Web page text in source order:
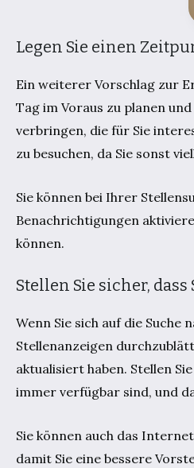
Legen Sie einen
Ein weiterer Vorschlag zur
Tag im Voraus zu planen
verbringen, die für Sie
zu besuchen, da Sie sonst
Sie können bei Ihrer
Benachrichtigungen
können.
Stellen Sie sicher,
Wenn Sie sich auf die Suche
Stellenanzeigen
aktualisiert haben. Stellen
immer verfügbar sind, und
Sie können auch das
damit Sie eine bessere